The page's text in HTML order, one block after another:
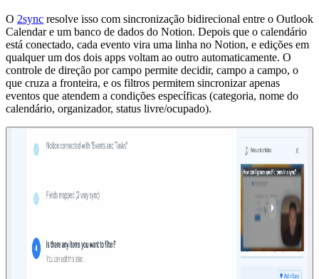
O 2sync resolve isso com sincronização bidirecional entre o Outlook
Calendar e um banco de dados do Notion. Depois que o calendário
está conectado, cada evento vira uma linha no Notion, e edições em
qualquer um dos dois apps voltam ao outro automaticamente. O
controle de direção por campo permite decidir, campo a campo, o
que cruza a fronteira, e os filtros permitem sincronizar apenas
eventos que atendem a condições específicas (categoria, nome do
calendário, organizador, status livre/ocupado).